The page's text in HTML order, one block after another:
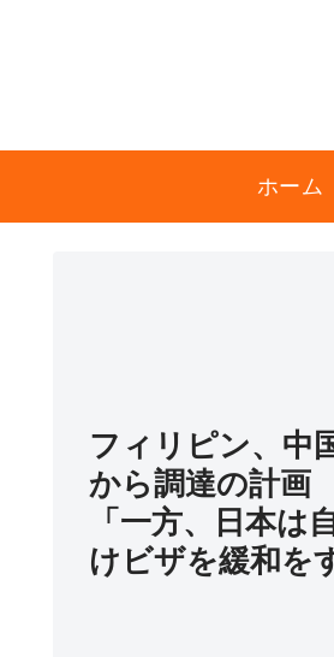
ホーム
フィリピン、中
から調達の計画
「一方、日本
けビザを緩和を